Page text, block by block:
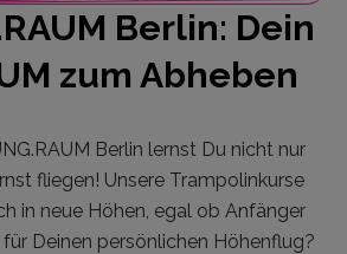
Berlin: Dein
zum Abheben
Berlin lernst Du nicht nur
fliegen! Unsere Trampolinkurse
in neue Höhen, egal ob Anfänger
Deinen persönlichen Höhenflug?